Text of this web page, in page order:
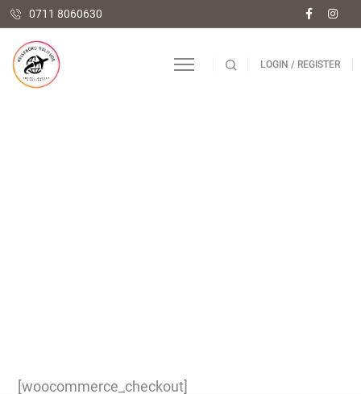
0711 8060630
LOGIN / REGISTER
[woocommerce_checkout]